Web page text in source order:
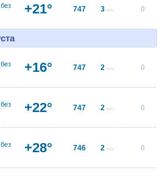
+21° 747 3 м/с 0
+16° 747 2 м/с 0
+22° 747 2 м/с 0
+28° 746 2 м/с 0